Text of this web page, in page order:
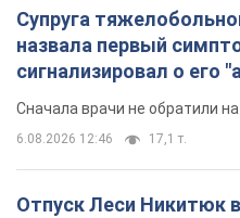
Супруга
назвала первый
сигнализировал о его
Сначала врачи не обратили
6.08.2026 12:46 17,1 т.
Отпуск Леси Никитюк